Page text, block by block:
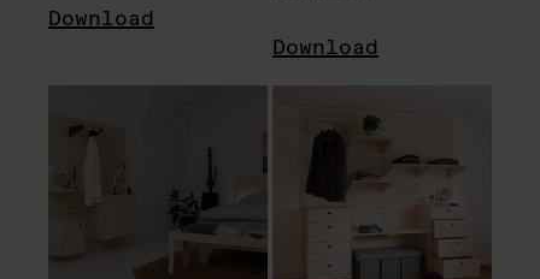
Download
Download